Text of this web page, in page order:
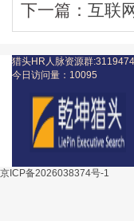
下一篇： 互联
猎头HR人脉资源群:3119474
今日访问量： 10095
京ICP备2026038374号-1